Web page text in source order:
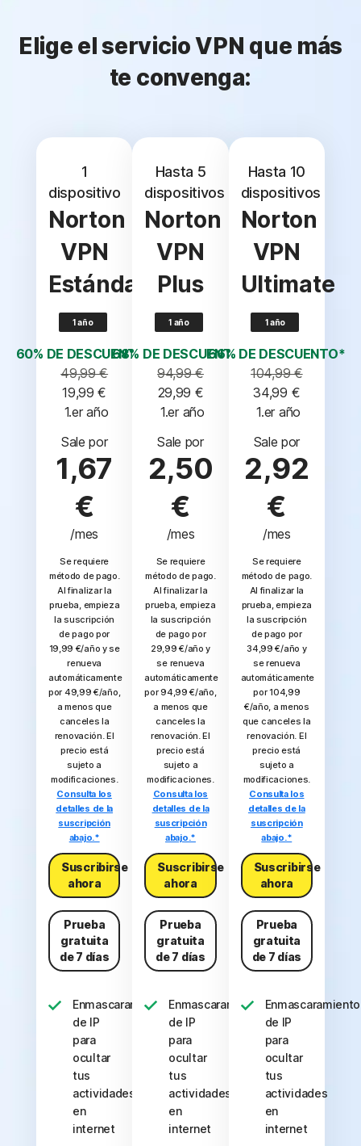
Elige el servicio VPN que más
te convenga:
1
dispositivo
Norton
VPN
Estándar
1 año
60% DE DESCUENTO*
49,99 €
19,99 €
1.er año
Sale por
1,67
€
/mes
Se requiere
método de pago.
Al finalizar la
prueba, empieza
la suscripción
de pago por
19,99 €/año y se
renueva
automáticamente
por 49,99 €/año,
a menos que
canceles la
renovación. El
precio está
sujeto a
modificaciones.
Consulta los
detalles de la
suscripción
abajo.*
Suscribirse
ahora
Prueba
gratuita
de 7 días
Enmascaramiento
de IP
para
ocultar
tus
actividades
en
internet
Hasta 5
dispositivos
Norton
VPN
Plus
1 año
68% DE DESCUENTO*
94,99 €
29,99 €
1.er año
Sale por
2,50
€
/mes
Se requiere
método de pago.
Al finalizar la
prueba, empieza
la suscripción
de pago por
29,99 €/año y
se renueva
automáticamente
por 94,99 €/año,
a menos que
canceles la
renovación. El
precio está
sujeto a
modificaciones.
Consulta los
detalles de la
suscripción
abajo.*
Suscribirse
ahora
Prueba
gratuita
de 7 días
Enmascaramiento
de IP
para
ocultar
tus
actividades
en
internet
Hasta 10
dispositivos
Norton
VPN
Ultimate
1 año
66% DE DESCUENTO*
104,99 €
34,99 €
1.er año
Sale por
2,92
€
/mes
Se requiere
método de pago.
Al finalizar la
prueba, empieza
la suscripción
de pago por
34,99 €/año y
se renueva
automáticamente
por 104,99
€/año, a menos
que canceles la
renovación. El
precio está
sujeto a
modificaciones.
Consulta los
detalles de la
suscripción
abajo.*
Suscribirse
ahora
Prueba
gratuita
de 7 días
Enmascaramiento
de IP
para
ocultar
tus
actividades
en
internet